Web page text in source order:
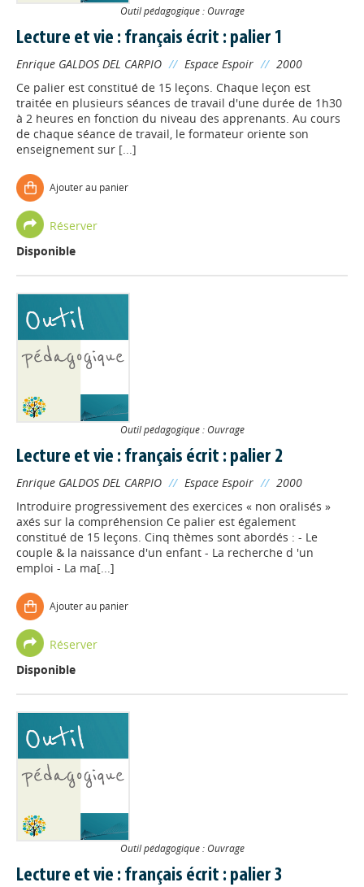
Outil pédagogique : Ouvrage
Lecture et vie : français écrit : palier 1
Enrique GALDOS DEL CARPIO // Espace Espoir // 2000
Ce palier est constitué de 15 leçons. Chaque leçon est
traitée en plusieurs séances de travail d'une durée de 1h30
à 2 heures en fonction du niveau des apprenants. Au cours
de chaque séance de travail, le formateur oriente son
enseignement sur [...]
Ajouter au panier
Réserver
Disponible
Outil pédagogique : Ouvrage
Lecture et vie : français écrit : palier 2
Enrique GALDOS DEL CARPIO // Espace Espoir // 2000
Introduire progressivement des exercices « non oralisés »
axés sur la compréhension Ce palier est également
constitué de 15 leçons. Cinq thèmes sont abordés : - Le
couple & la naissance d'un enfant - La recherche d 'un
emploi - La ma[...]
Ajouter au panier
Réserver
Disponible
Outil pédagogique : Ouvrage
Lecture et vie : français écrit : palier 3